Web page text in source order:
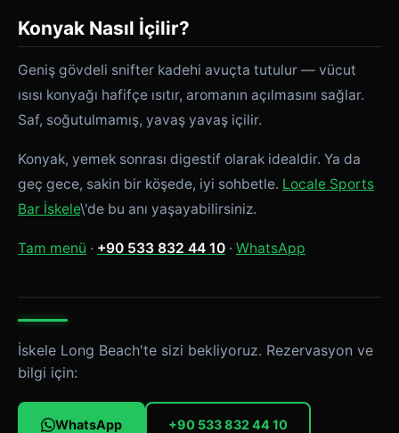
Konyak Nasıl İçilir?
Geniş gövdeli snifter kadehi avuçta tutulur — vücut
ısısı konyağı hafifçe ısıtır, aromanın açılmasını sağlar.
Saf, soğutulmamış, yavaş yavaş içilir.
Konyak, yemek sonrası digestif olarak idealdir. Ya da
geç gece, sakin bir köşede, iyi sohbetle. Locale Sports
Bar İskele\'de bu anı yaşayabilirsiniz.
Tam menü · +90 533 832 44 10 · WhatsApp
İskele Long Beach'te sizi bekliyoruz. Rezervasyon ve
bilgi için:
WhatsApp +90 533 832 44 10